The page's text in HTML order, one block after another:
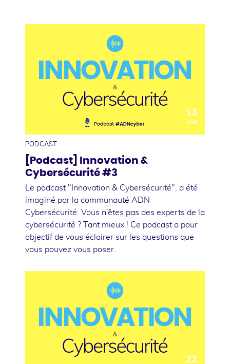
13
mai
PODCAST
[Podcast] Innovation &
Cybersécurité #3
Le podcast "Innovation & Cybersécurité", a été
imaginé par la communauté ADN
Cybersécurité. Vous n’êtes pas des experts de la
cybersécurité ? Tant mieux ! Ce podcast a pour
objectif de vous éclairer sur les questions que
vous pouvez vous poser.
22